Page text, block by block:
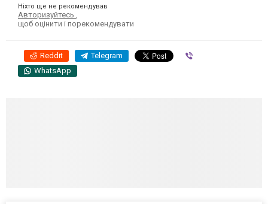
Ніхто ще не рекомендував
Авторизуйтесь ,
щоб оцінити і порекомендувати
Reddit Telegram
WhatsApp